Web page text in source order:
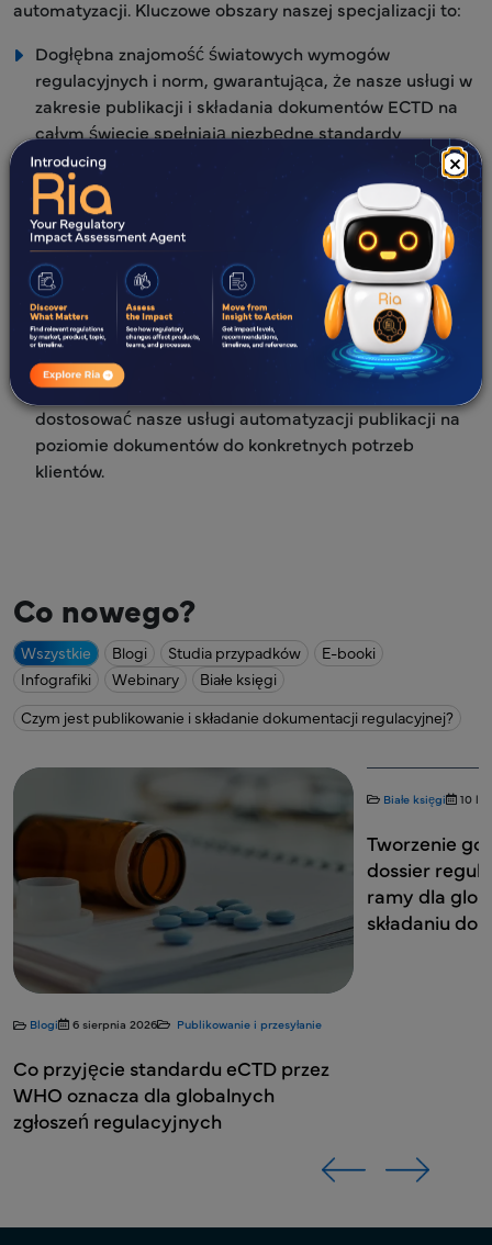
×
automatyzacji. Kluczowe obszary naszej specjalizacji to:
Dogłębna znajomość światowych wymogów
regulacyjnych i norm, gwarantująca, że nasze usługi w
zakresie publikacji i składania dokumentów ECTD na
całym świecie spełniają niezbędne standardy
zgodności.
Biegłość we wdrażaniu rozwiązań z zakresu
automatyzacji procesów robotycznych (RPA), uczenia
maszynowego (ML) oraz przetwarzania języka
naturalnego (NLP) w celu zwiększenia wydajności
operacyjnej.
Dzięki doświadczeniu zdobytemu w różnych branżach,
w tym w sektorze produktów biologicznych, wyroby
medyczne i farmaceutyków, jesteśmy w stanie
dostosować nasze usługi automatyzacji publikacji na
poziomie dokumentów do konkretnych potrzeb
klientów.
Co nowego?
Wszystkie Blogi Studia przypadków
E-booki
Infografiki
Webinary
Białe księgi
Czym jest publikowanie i składanie dokumentacji regulacyjnej?
10 lipca 2026 Publikowanie i przesyłanie
Tworzenie gotowych do złożenia
dossier regulacyjnych: Strategiczne
ramy dla globalnego sukcesu w
składaniu dokumentów
Blogi
Staje